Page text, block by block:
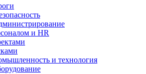
и HR
и технология